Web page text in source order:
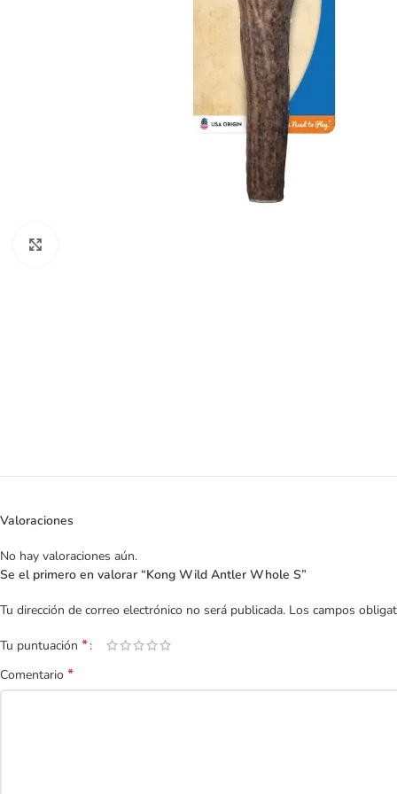
Valoraciones
No hay valoraciones aún.
Se el primero en valorar “Kong Wild Antler Whole S”
Tu dirección de correo electrónico no será publicada. Los campos
Tu puntuación *
Comentario *